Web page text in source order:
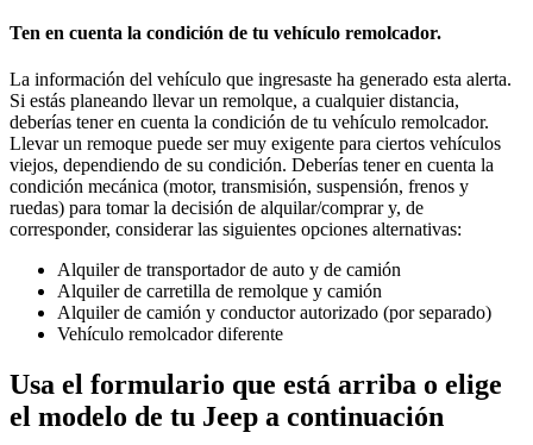
Ten en cuenta la condición de tu vehículo remolcador.
La información del vehículo que ingresaste ha generado esta alerta.
Si estás planeando llevar un remolque, a cualquier distancia,
deberías tener en cuenta la condición de tu vehículo remolcador.
Llevar un remoque puede ser muy exigente para ciertos vehículos
viejos, dependiendo de su condición. Deberías tener en cuenta la
condición mecánica (motor, transmisión, suspensión, frenos y
ruedas) para tomar la decisión de alquilar/comprar y, de
corresponder, considerar las siguientes opciones alternativas:
Alquiler de transportador de auto y de camión
Alquiler de carretilla de remolque y camión
Alquiler de camión y conductor autorizado (por separado)
Vehículo remolcador diferente
Usa el formulario que está arriba o elige
el modelo de tu Jeep a continuación